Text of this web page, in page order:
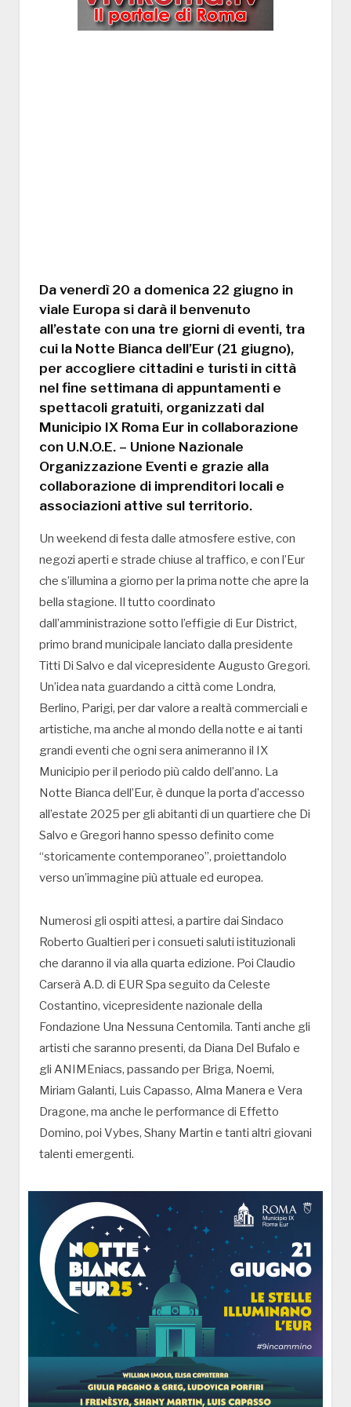
Da venerdì 20 a domenica 22 giugno in
viale Europa si darà il benvenuto
all’estate con una tre giorni di eventi, tra
cui la Notte Bianca dell’Eur (21 giugno),
per accogliere cittadini e turisti in città
nel fine settimana di appuntamenti e
spettacoli gratuiti, organizzati dal
Municipio IX Roma Eur in collaborazione
con U.N.O.E. – Unione Nazionale
Organizzazione Eventi e grazie alla
collaborazione di imprenditori locali e
associazioni attive sul territorio.
Un weekend di festa dalle atmosfere estive, con
negozi aperti e strade chiuse al traffico, e con l’Eur
che s’illumina a giorno per la prima notte che apre la
bella stagione. Il tutto coordinato
dall’amministrazione sotto l’effigie di Eur District,
primo brand municipale lanciato dalla presidente
Titti Di Salvo e dal vicepresidente Augusto Gregori.
Un’idea nata guardando a città come Londra,
Berlino, Parigi, per dar valore a realtà commerciali e
artistiche, ma anche al mondo della notte e ai tanti
grandi eventi che ogni sera animeranno il IX
Municipio per il periodo più caldo dell’anno. La
Notte Bianca dell’Eur, è dunque la porta d’accesso
all’estate 2025 per gli abitanti di un quartiere che Di
Salvo e Gregori hanno spesso definito come
“storicamente contemporaneo”, proiettandolo
verso un’immagine più attuale ed europea.
Numerosi gli ospiti attesi, a partire dai Sindaco
Roberto Gualtieri per i consueti saluti istituzionali
che daranno il via alla quarta edizione. Poi Claudio
Carserà A.D. di EUR Spa seguito da Celeste
Costantino, vicepresidente nazionale della
Fondazione Una Nessuna Centomila. Tanti anche gli
artisti che saranno presenti, da Diana Del Bufalo e
gli ANIMEniacs, passando per Briga, Noemi,
Miriam Galanti, Luis Capasso, Alma Manera e Vera
Dragone, ma anche le performance di Effetto
Domino, poi Vybes, Shany Martin e tanti altri giovani
talenti emergenti.